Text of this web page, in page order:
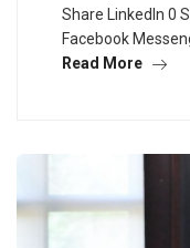
Share LinkedIn 0
Facebook
Read More